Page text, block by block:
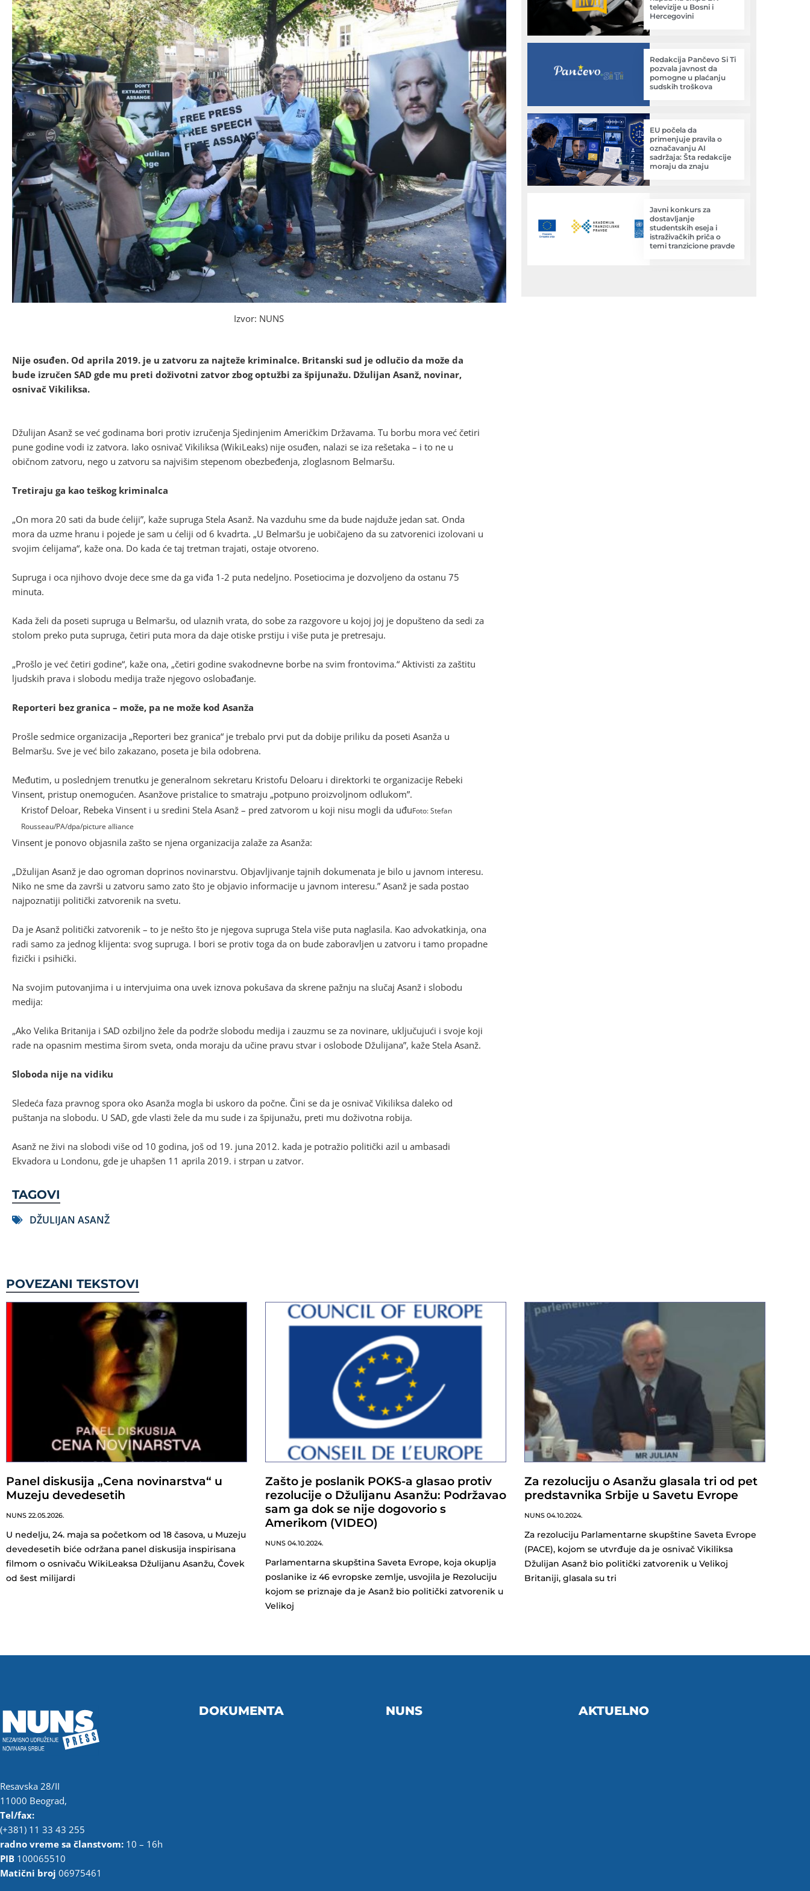
Izvor: NUNS
Nije osuđen. Od aprila 2019. je u zatvoru za najteže kriminalce. Britanski sud je odlučio da može da
bude izručen SAD gde mu preti doživotni zatvor zbog optužbi za špijunažu. Džulijan Asanž, novinar,
osnivač Vikiliksa.
Džulijan Asanž se već godinama bori protiv izručenja Sjedinjenim Američkim Državama. Tu borbu mora već četiri
pune godine vodi iz zatvora. Iako osnivač Vikiliksa (WikiLeaks) nije osuđen, nalazi se iza rešetaka – i to ne u
običnom zatvoru, nego u zatvoru sa najvišim stepenom obezbeđenja, zloglasnom Belmaršu.
Tretiraju ga kao teškog kriminalca
„On mora 20 sati da bude ćeliji”, kaže supruga Stela Asanž. Na vazduhu sme da bude najduže jedan sat. Onda
mora da uzme hranu i pojede je sam u ćeliji od 6 kvadrta. „U Belmaršu je uobičajeno da su zatvorenici izolovani u
svojim ćelijama“, kaže ona. Do kada će taj tretman trajati, ostaje otvoreno.
Supruga i oca njihovo dvoje dece sme da ga viđa 1-2 puta nedeljno. Posetiocima je dozvoljeno da ostanu 75
minuta.
Kada želi da poseti supruga u Belmaršu, od ulaznih vrata, do sobe za razgovore u kojoj joj je dopušteno da sedi za
stolom preko puta supruga, četiri puta mora da daje otiske prstiju i više puta je pretresaju.
„Prošlo je već četiri godine“, kaže ona, „četiri godine svakodnevne borbe na svim frontovima.“ Aktivisti za zaštitu
ljudskih prava i slobodu medija traže njegovo oslobađanje.
Reporteri bez granica – može, pa ne može kod Asanža
Prošle sedmice organizacija „Reporteri bez granica“ je trebalo prvi put da dobije priliku da poseti Asanža u
Belmaršu. Sve je već bilo zakazano, poseta je bila odobrena.
Međutim, u poslednjem trenutku je generalnom sekretaru Kristofu Deloaru i direktorki te organizacije Rebeki
Vinsent, pristup onemogućen. Asanžove pristalice to smatraju „potpuno proizvoljnom odlukom”.
Kristof Deloar, Rebeka Vinsent i u sredini Stela Asanž – pred zatvorom u koji nisu mogli da uđuFoto: Stefan
Rousseau/PA/dpa/picture alliance
Vinsent je ponovo objasnila zašto se njena organizacija zalaže za Asanža:
„Džulijan Asanž je dao ogroman doprinos novinarstvu. Objavljivanje tajnih dokumenata je bilo u javnom interesu.
Niko ne sme da završi u zatvoru samo zato što je objavio informacije u javnom interesu.” Asanž je sada postao
najpoznatiji politički zatvorenik na svetu.
Da je Asanž politički zatvorenik – to je nešto što je njegova supruga Stela više puta naglasila. Kao advokatkinja, ona
radi samo za jednog klijenta: svog supruga. I bori se protiv toga da on bude zaboravljen u zatvoru i tamo propadne
fizički i psihički.
Na svojim putovanjima i u intervjuima ona uvek iznova pokušava da skrene pažnju na slučaj Asanž i slobodu
medija:
„Ako Velika Britanija i SAD ozbiljno žele da podrže slobodu medija i zauzmu se za novinare, uključujući i svoje koji
rade na opasnim mestima širom sveta, onda moraju da učine pravu stvar i oslobode Džulijana”, kaže Stela Asanž.
Sloboda nije na vidiku
Sledeća faza pravnog spora oko Asanža mogla bi uskoro da počne. Čini se da je osnivač Vikiliksa daleko od
puštanja na slobodu. U SAD, gde vlasti žele da mu sude i za špijunažu, preti mu doživotna robija.
Asanž ne živi na slobodi više od 10 godina, još od 19. juna 2012. kada je potražio politički azil u ambasadi
Ekvadora u Londonu, gde je uhapšen 11 aprila 2019. i strpan u zatvor.
TAGOVI
DŽULIJAN ASANŽ
televizije u Bosni i
Hercegovini
Redakcija Pančevo Si Ti
pozvala javnost da
pomogne u plaćanju
sudskih troškova
EU počela da
primenjuje pravila o
označavanju AI
sadržaja: Šta redakcije
moraju da znaju
Javni konkurs za
dostavljanje
studentskih eseja i
istraživačkih priča o
temi tranzicione pravde
POVEZANI TEKSTOVI
Panel diskusija „Cena novinarstva“ u
Muzeju devedesetih
NUNS 22.05.2026.
U nedelju, 24. maja sa početkom od 18 časova, u Muzeju
devedesetih biće održana panel diskusija inspirisana
filmom o osnivaču WikiLeaksa Džulijanu Asanžu, Čovek
od šest milijardi
Zašto je poslanik POKS-a glasao protiv
rezolucije o Džulijanu Asanžu: Podržavao
sam ga dok se nije dogovorio s
Amerikom (VIDEO)
NUNS 04.10.2024.
Parlamentarna skupština Saveta Evrope, koja okuplja
poslanike iz 46 evropske zemlje, usvojila je Rezoluciju
kojom se priznaje da je Asanž bio politički zatvorenik u
Velikoj
Za rezoluciju o Asanžu glasala tri od pet
predstavnika Srbije u Savetu Evrope
NUNS 04.10.2024.
Za rezoluciju Parlamentarne skupštine Saveta Evrope
(PACE), kojom se utvrđuje da je osnivač Vikiliksa
Džulijan Asanž bio politički zatvorenik u Velikoj
Britaniji, glasala su tri
Resavska 28/II
11000 Beograd,
Tel/fax:
(+381) 11 33 43 255
radno vreme sa članstvom: 10 – 16h
PIB 100065510
Matični broj 06975461
DOKUMENTA NUNS AKTUELNO